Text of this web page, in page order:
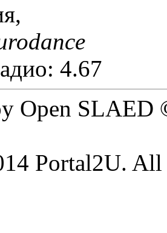
4.67
Open
Portal2U. All